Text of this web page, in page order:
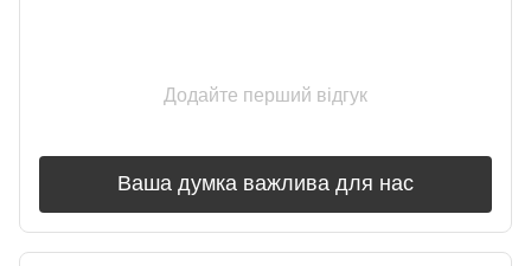
Додайте перший відгук
Ваша думка важлива для нас